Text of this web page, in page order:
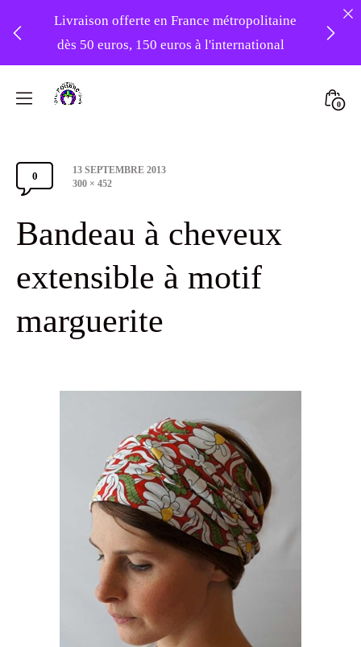
Livraison offerte en France métropolitaine
dès 50 euros, 150 euros à l'international
Turbans
0
Comments
Toggle
0
Post
date
13 SEPTEMBRE 2013
Full
300 × 452
Bandeau à cheveux
extensible à motif
marguerite